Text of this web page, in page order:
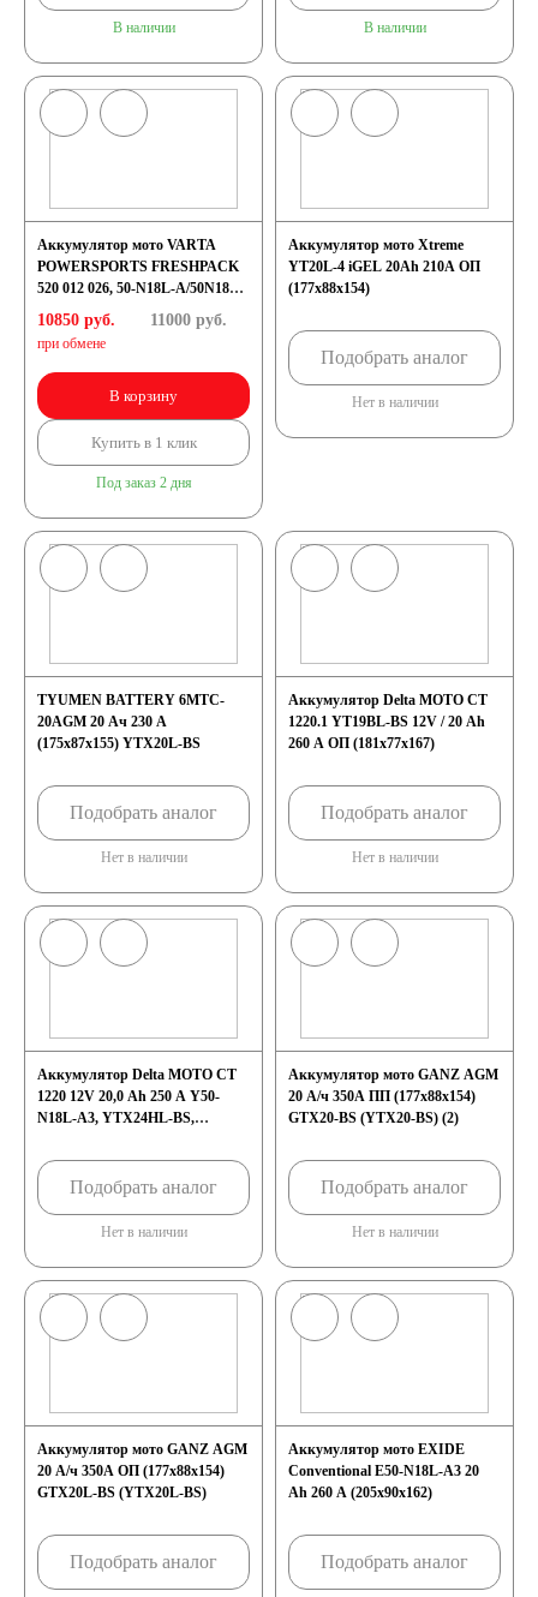
59 А/ч
61 А/ч 62 А/ч
65 А/ч 66 А/ч
68 А/ч 70 А/ч
74 А/ч 75 А/ч
77 А/ч
80 А/ч
90 А/ч
Аккумуляторы для
грузовых
Емкость (A/H)
100 А/ч
105 А/ч
106 А/ч 110 А/ч
132 А/ч
140 А/ч
В наличии В наличии
Аккумулятор мото VARTA
POWERSPORTS FRESHPACK
520 012 026, 50-N18L-A/50N18L-
A2, 20Ah 260A (207x92x164)
10850 руб.
при обмене
11000руб.
В корзину
Купить в 1 клик
Под заказ 2 дня
Аккумулятор мото Xtreme
YT20L-4 iGEL 20Ah 210A ОП
(177x88x154)
Подобрать аналог
Нет в наличии
TYUMEN BATTERY 6MTC-
20AGM 20 Ач 230 А
(175x87x155) YTX20L-BS
Подобрать аналог
Нет в наличии
Аккумулятор Delta MOTO CT
1220.1 YT19BL-BS 12V / 20 Ah
260 A ОП (181x77x167)
Подобрать аналог
Нет в наличии
Аккумулятор Delta MOTO CT
1220 12V 20,0 Ah 250 A Y50-
N18L-A3, YTX24HL-BS,
Подобрать аналог
Нет в наличии
Аккумулятор мото GANZ AGM
20 А/ч 350А ПП (177x88x154)
GTX20-BS (YTX20-BS) (2)
Подобрать аналог
Нет в наличии
Аккумулятор мото GANZ AGM
20 А/ч 350А ОП (177x88x154)
GTX20L-BS (YTX20L-BS)
Подобрать аналог
Аккумулятор мото EXIDE
Conventional E50-N18L-A3 20
Ah 260 A (205x90x162)
Подобрать аналог